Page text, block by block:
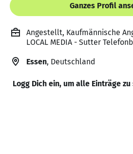
Ganzes Profil
Angestellt, Kaufmännische
LOCAL MEDIA - Sutter
Essen, Deutschland
Logg Dich ein, um alle Einträge zu